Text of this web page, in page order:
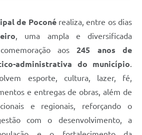
de Poconérealiza, entre os dias
, uma ampla e diversificada
aos245 anos de
administrativa do município.
esporte, cultura, lazer, fé,
e entregas de obras, além de
e regionais, reforçando o
com o desenvolvimento, a